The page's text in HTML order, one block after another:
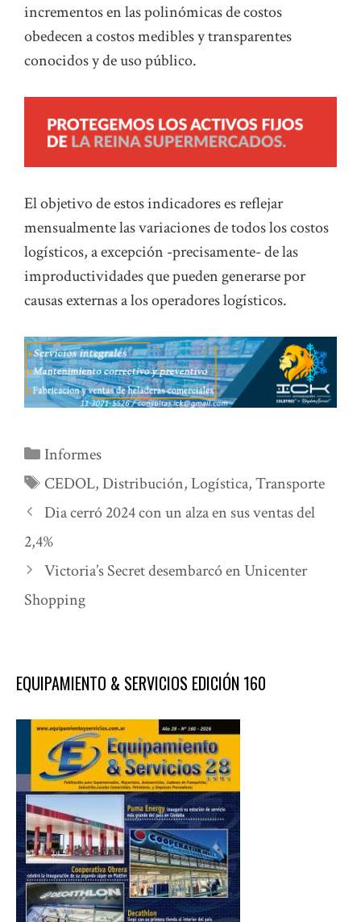
incrementos en las polinómicas de costos
obedecen a costos medibles y transparentes
conocidos y de uso público.
El objetivo de estos indicadores es reflejar
mensualmente las variaciones de todos los costos
logísticos, a excepción -precisamente- de las
improductividades que pueden generarse por
causas externas a los operadores logísticos.
Categorías
Informes
Etiquetas
CEDOL,Distribución,Logística,Transporte
Dia cerró 2024 con un alza en sus ventas del
2,4%
Victoria’s Secret desembarcó en Unicenter
Shopping
EQUIPAMIENTO & SERVICIOS EDICIÓN 160